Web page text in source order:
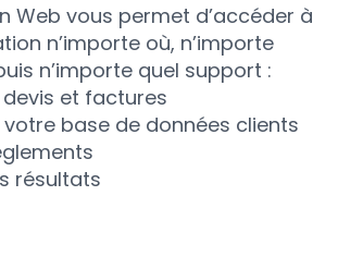
Web vous permet d’accéder à
n’importe où, n’importe
n’importe quel support :
devis et factures
base de données clients
résultats